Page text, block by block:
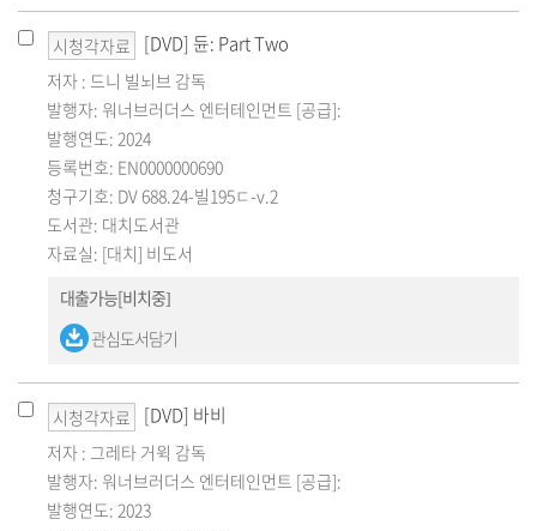
시청각자료 [DVD] 듄: Part Two
저자 : 드니 빌뇌브 감독
발행자: 워너브러더스 엔터테인먼트 [공급]:
발행연도: 2024
등록번호: EN0000000690
청구기호: DV 688.24-빌195ㄷ-v.2
도서관: 대치도서관
자료실: [대치] 비도서
대출가능[비치중]
관심도서담기
시청각자료 [DVD] 바비
저자 : 그레타 거윅 감독
발행자: 워너브러더스 엔터테인먼트 [공급]:
발행연도: 2023